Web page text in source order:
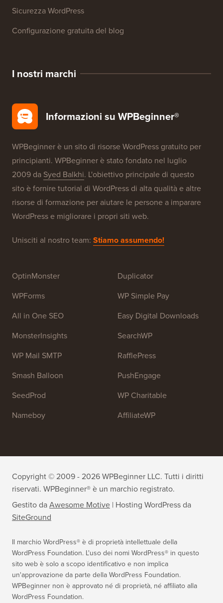
Sicurezza WordPress
Configurazione gratuita del blog
I nostri marchi
Informazioni su WPBeginner®
WPBeginner è un sito di risorse WordPress gratuito per
principianti. WPBeginner è stato fondato nel luglio
2009 da Syed Balkhi. L'obiettivo principale di questo
sito è fornire tutorial di WordPress di alta qualità e altre
risorse di formazione per aiutare le persone a imparare
WordPress e migliorare i propri siti web.
Unisciti al nostro team: Stiamo assumendo!
OptinMonster
WPForms
All in One SEO
MonsterInsights
WP Mail SMTP
Smash Balloon
SeedProd
Nameboy
Duplicator
WP Simple Pay
Easy Digital Downloads
SearchWP
RafflePress
PushEngage
WP Charitable
AffiliateWP
Copyright © 2009 - 2026 WPBeginner LLC. Tutti i diritti
riservati. WPBeginner® è un marchio registrato.
Gestito daAwesome Motive | Hosting WordPressda
SiteGround
Il marchio WordPress® è di proprietà intellettuale della
WordPress Foundation. L'uso dei nomi WordPress® in questo
sito web è solo a scopo identificativo e non implica
un'approvazione da parte della WordPress Foundation.
WPBeginner non è approvato né di proprietà, né affiliato alla
WordPress Foundation.